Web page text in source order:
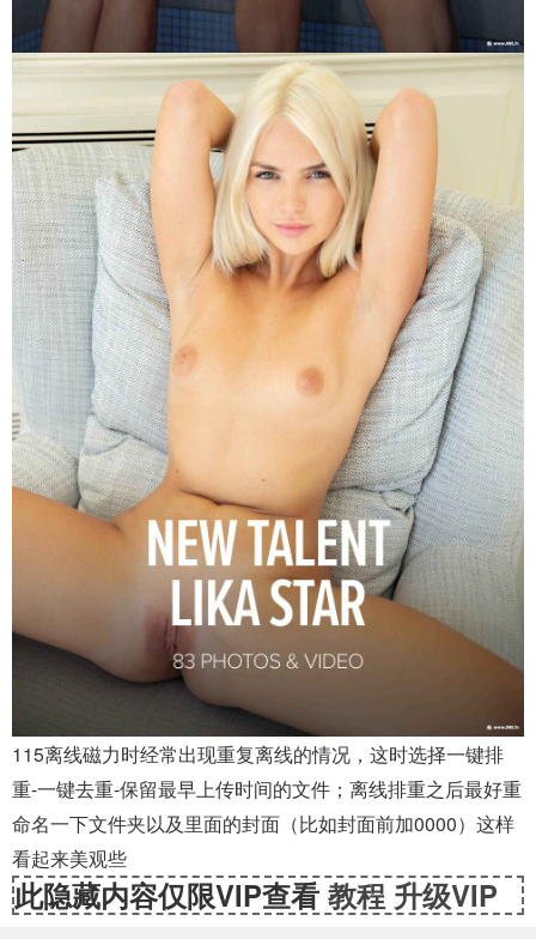
115离线磁力时经常出现重复离线的情况，这时选择一键排
重-一键去重-保留最早上传时间的文件；离线排重之后最好重
命名一下文件夹以及里面的封面（比如封面前加0000）这样
看起来美观些
此隐藏内容仅限VIP查看 教程 升级VIP